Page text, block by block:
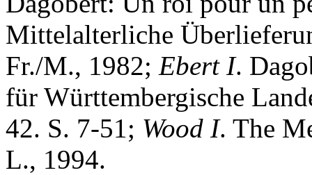
Mittelalterliche
Fr./M., 1982; Ebert I.
für Württembergische
42. S. 7-51; Wood I. The
L., 1994.